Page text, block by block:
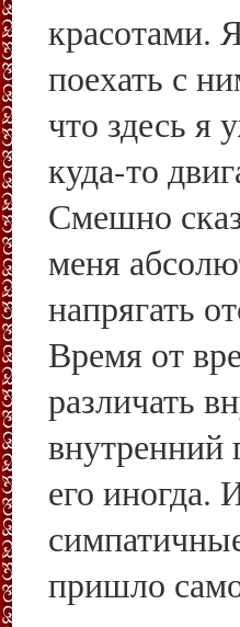
красотами.
поехать с
что здесь я
куда-то
Смешно
меня
напрягать
Время от
различать
внутренний
его иногда.
пришло